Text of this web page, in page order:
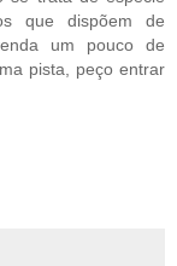
que dispõem de
um pouco de
pista, peço entrar